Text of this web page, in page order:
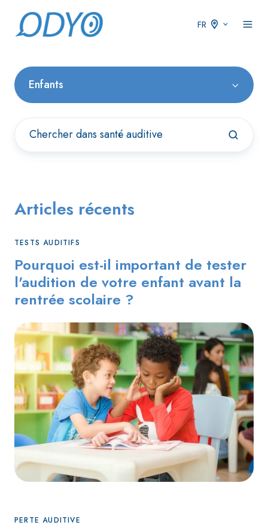
FR
Enfants
Articles récents
TESTS AUDITIFS
Pourquoi est-il important de tester
l'audition de votre enfant avant la
rentrée scolaire ?
PERTE AUDITIVE